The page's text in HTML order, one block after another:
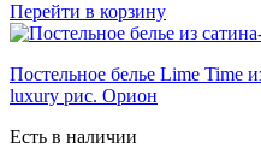
Перейти в корзину
Постельное белье Lime Time
luxury рис. Орион
Есть в наличии